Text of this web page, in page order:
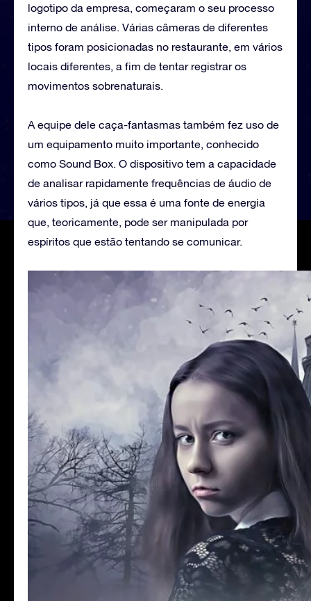
logotipo da empresa, começaram o seu processo
interno de análise. Várias câmeras de diferentes
tipos foram posicionadas no restaurante, em vários
locais diferentes, a fim de tentar registrar os
movimentos sobrenaturais.
A equipe dele caça-fantasmas também fez uso de
um equipamento muito importante, conhecido
como Sound Box. O dispositivo tem a capacidade
de analisar rapidamente frequências de áudio de
vários tipos, já que essa é uma fonte de energia
que, teoricamente, pode ser manipulada por
espíritos que estão tentando se comunicar.